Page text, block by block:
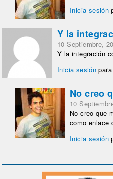
Inicia sesión
Y la
10 Septiembre,
Y la integración
Inicia sesión
No creo
10
No creo que
como enlace
Inicia sesión